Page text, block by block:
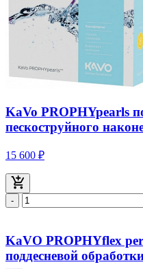
KaVo PROPHYpearls
пескоструйного
15 600 ₽
-
KaVO PROPHYflex
поддесневой